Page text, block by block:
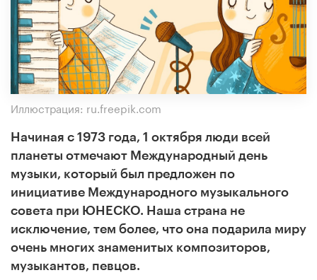
Иллюстрация: ru.freepik.com
Начиная с 1973 года, 1 октября люди всей
планеты отмечают Международный день
музыки, который был предложен по
инициативе Международного музыкального
совета при ЮНЕСКО. Наша страна не
исключение, тем более, что она подарила миру
очень многих знаменитых композиторов,
музыкантов, певцов.